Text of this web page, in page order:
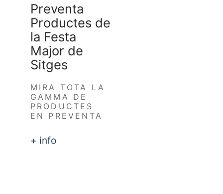
Preventa
Productes de
la Festa
Major de
Sitges
MIRA TOTA LA
GAMMA DE
PRODUCTES
EN PREVENTA
+ info